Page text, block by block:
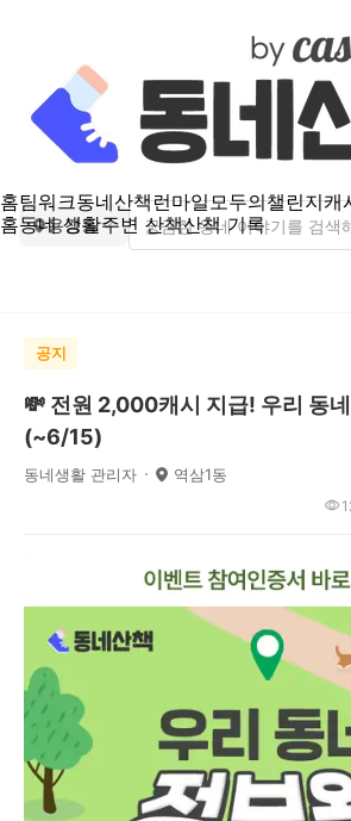
홈팀워크동네산책런마일모두의챌린지캐
홈동네 생활주변 산책산책 기록
용강동
공지
💸 전원 2,000캐시 지급! 우리 동
(~6/15)
동네생활 관리자 역삼1동